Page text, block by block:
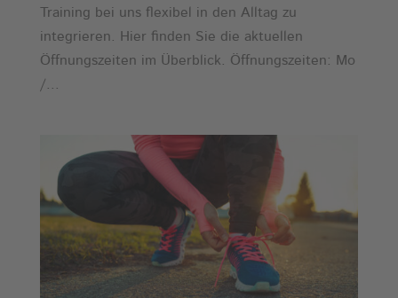
Training bei uns flexibel in den Alltag zu
integrieren. Hier finden Sie die aktuellen
Öffnungszeiten im Überblick. Öffnungszeiten: Mo
/...